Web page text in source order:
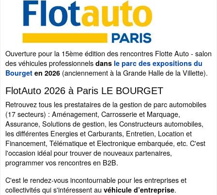
Ouverture pour la 15ème édition des rencontres Flotte Auto - salon
des véhicules professionnels dans le parc des expositions du
Bourget en 2026 (anciennement à la Grande Halle de la Villette).
FlotAuto 2026 à Paris LE BOURGET
Retrouvez tous les prestataires de la gestion de parc automobiles
(17 secteurs) : Aménagement, Carrosserie et Marquage,
Assurance, Solutions de gestion, les Constructeurs automobiles,
les différentes Energies et Carburants, Entretien, Location et
Financement, Télématique et Electronique embarquée, etc. C'est
l'occasion idéal pour trouver de nouveaux partenaires,
programmer vos rencontres en B2B.
C'est le rendez-vous incontournable pour les entreprises et
collectivités qui s'intéressent au véhicule d’entreprise.